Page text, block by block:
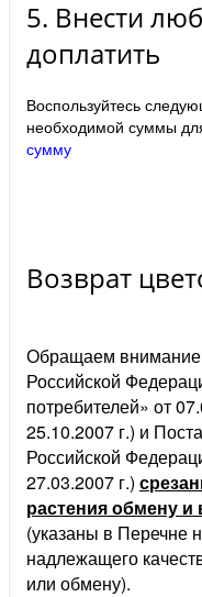
5. Внести
доплатить
Воспользуйтесь
необходимой суммы
сумму
Возврат
Обращаем внимание,
Российской
потребителей» от
25.10.2007 г.) и
Российской
27.03.2007 г.)
растения обмену
(указаны в Перечне
надлежащего
или обмену).